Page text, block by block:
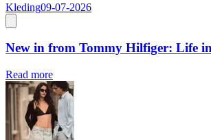
Kleding09-07-2026
New in from Tommy Hilfiger: Life
Read more